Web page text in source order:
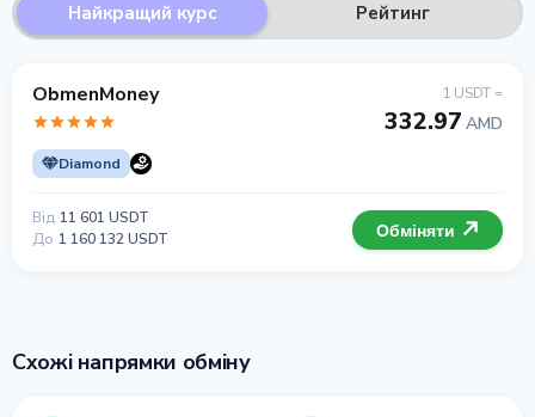
Найкращий курс Рейтинг
ObmenMoney
Diamond
1 USDT =
332.97 AMD
Від 11 601 USDT
До 1 160 132 USDT Обміняти
Схожі напрямки обміну